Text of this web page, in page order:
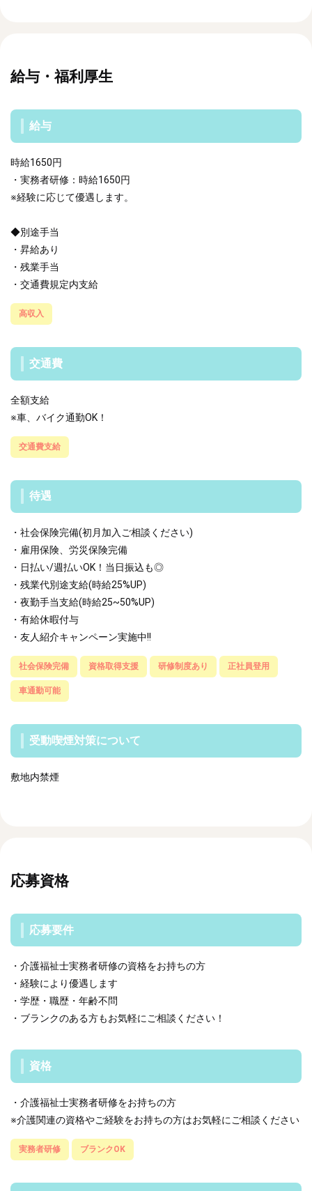
給与・福利厚生
給与
時給1650円
・実務者研修：時給1650円
※経験に応じて優遇します。
◆別途手当
・昇給あり
・残業手当
・交通費規定内支給
高収入
交通費
全額支給
※車、バイク通勤OK！
交通費支給
待遇
・社会保険完備(初月加入ご相談ください)
・雇用保険、労災保険完備
・日払い/週払いOK！当日振込も◎
・残業代別途支給(時給25%UP)
・夜勤手当支給(時給25~50%UP)
・有給休暇付与
・友人紹介キャンペーン実施中!!
社会保険完備 資格取得支援 研修制度あり 正社員登用
車通勤可能
受動喫煙対策について
敷地内禁煙
応募資格
応募要件
・介護福祉士実務者研修の資格をお持ちの方
・経験により優遇します
・学歴・職歴・年齢不問
・ブランクのある方もお気軽にご相談ください！
資格
・介護福祉士実務者研修をお持ちの方
※介護関連の資格やご経験をお持ちの方はお気軽にご相談ください
実務者研修 ブランクOK